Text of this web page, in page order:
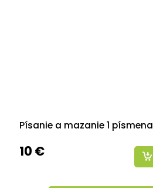
Písanie a mazanie 1 písmena
10 €